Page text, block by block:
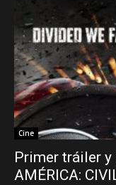
Cine
Primer tráiler y
AMÉRICA: